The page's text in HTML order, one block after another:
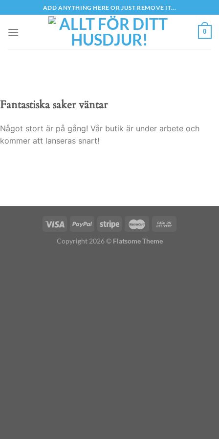
to
content
ADD ANYTHING HERE OR JUST REMOVE IT...
0
Fantastiska saker väntar
Något stort är på gång! Vår butik är under arbete och
kommer att lanseras snart!
Copyright 2026 © Flatsome Theme